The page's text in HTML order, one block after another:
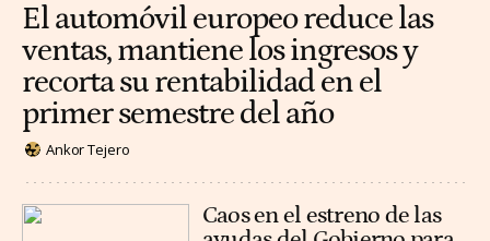
El automóvil europeo reduce las
ventas, mantiene los ingresos y
recorta su rentabilidad en el
primer semestre del año
Ankor Tejero
Caos en el estreno de las